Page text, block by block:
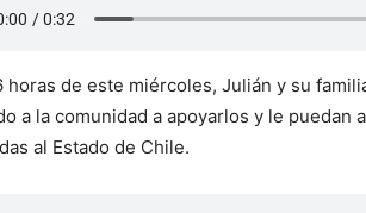
horas de este miércoles, Julián y su
a la comunidad a apoyarlos y le puedan
al Estado de Chile.